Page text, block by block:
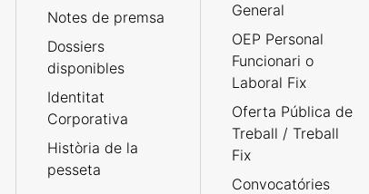
Notes de premsa
Dossiers
disponibles
Identitat
Corporativa
Història de la
pesseta
General
OEP Personal
Funcionari o
Laboral Fix
Oferta Pública de
Treball / Treball
Fix
Convocatóries